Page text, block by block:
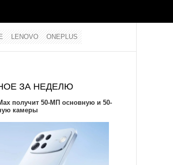
LENOVO ONEPLUS
ЗА НЕДЕЛЮ
получит 50-МП основную и 50-
камеры